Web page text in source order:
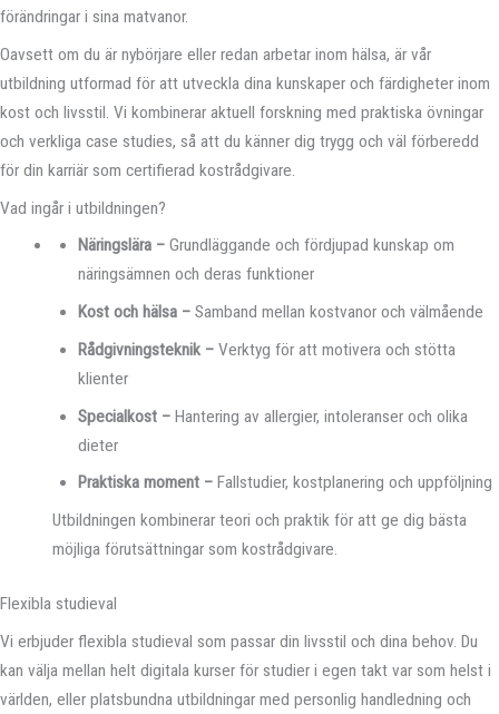
förändringar i sina matvanor.
Oavsett om du är nybörjare eller redan arbetar inom hälsa, är vår
utbildning utformad för att utveckla dina kunskaper och färdigheter inom
kost och livsstil. Vi kombinerar aktuell forskning med praktiska övningar
och verkliga case studies, så att du känner dig trygg och väl förberedd
för din karriär som certifierad kostrådgivare.
Vad ingår i utbildningen?
Näringslära –Grundläggande och fördjupad kunskap om
näringsämnen och deras funktioner
Kost och hälsa –Samband mellan kostvanor och välmående
Rådgivningsteknik –Verktyg för att motivera och stötta
klienter
Specialkost –Hantering av allergier, intoleranser och olika
dieter
Praktiska moment –Fallstudier, kostplanering och uppföljning
Utbildningen kombinerar teori och praktik för att ge dig bästa
möjliga förutsättningar som kostrådgivare.
Flexibla studieval
Vi erbjuder flexibla studieval som passar din livsstil och dina behov. Du
kan välja mellan helt digitala kurser för studier i egen takt var som helst i
världen, eller platsbundna utbildningar med personlig handledning och